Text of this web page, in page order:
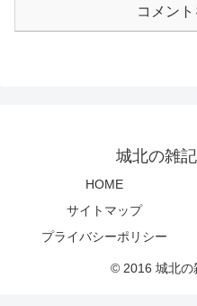
コメン
城北の雑
HOME
サイトマップ
プライバシーポリシー
© 2016 城北の